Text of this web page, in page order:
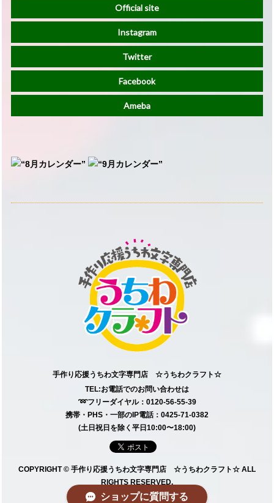
Official site
Instagram
Twitter
Facebook
Ameba
手作り応援うちわ文字専門店 ☆うちわクラフト☆
TEL:お電話でのお問い合わせは
➿フリーダイヤル：0120-56-55-39
携帯・PHS・一部のIP電話：0425-71-0382
(土日祝日を除く平日10:00〜18:00)
COPYRIGHT © 手作り応援うちわ文字専門店 ☆うちわクラフト☆ ALL
RIGHTS RESERVED.
ショップに質問する